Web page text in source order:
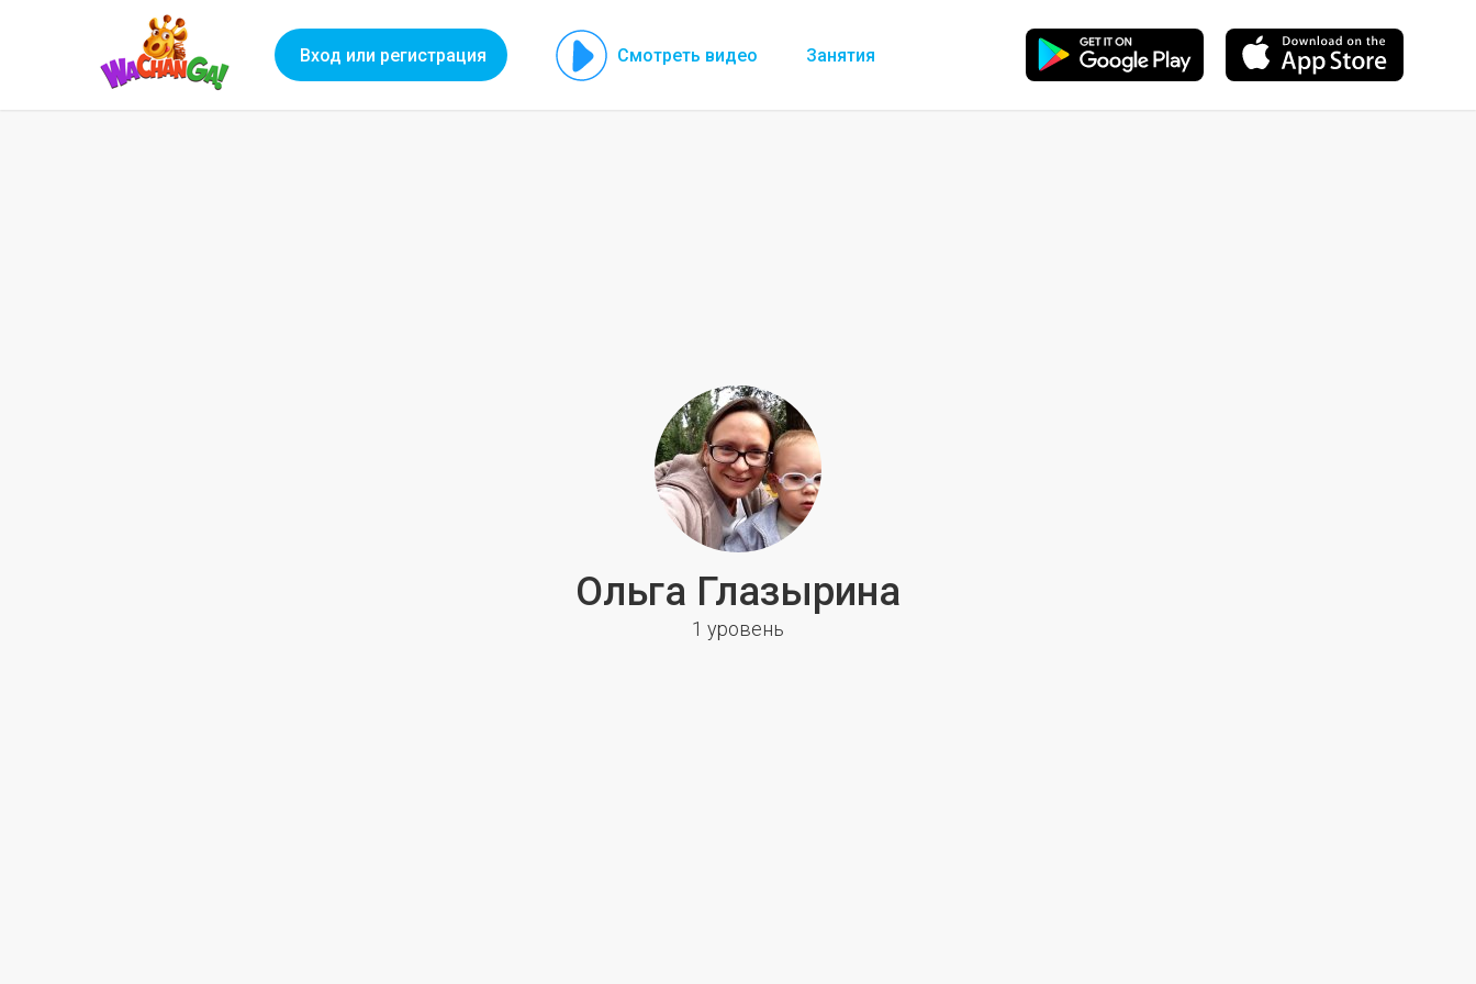
Вход или регистрация Смотреть видео Занятия
Ольга Глазырина
1 уровень